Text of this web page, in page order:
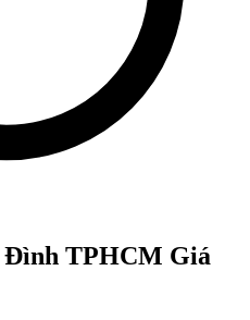
Đình TPHCM Giá